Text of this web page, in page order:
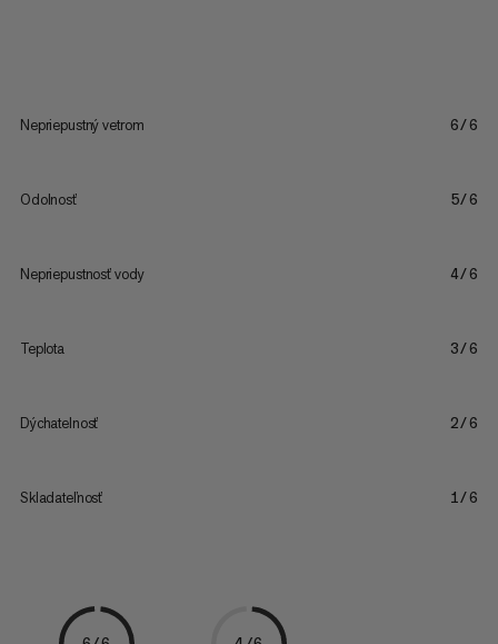
Nepriepustný vetrom 6/6
Odolnosť 5/6
Nepriepustnosť vody 4/6
Teplota 3/6
Dýchatelnosť 2/6
Skladateľnosť 1/6